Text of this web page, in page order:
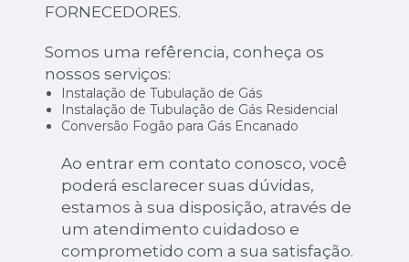
FORNECEDORES.
Somos uma refêrencia, conheça os
nossos serviços:
Instalação de Tubulação de Gás
Instalação de Tubulação de Gás Residencial
Conversão Fogão para Gás Encanado
Ao entrar em contato conosco, você
poderá esclarecer suas dúvidas,
estamos à sua disposição, através de
um atendimento cuidadoso e
comprometido com a sua satisfação.